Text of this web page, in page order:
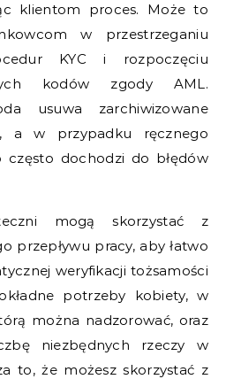
klientom proces. Może to
w przestrzeganiu
KYC i rozpoczęciu
kodów zgody AML.
usuwa zarchiwizowane
a w przypadku ręcznego
często dochodzi do błędów
mogą skorzystać z
przepływu pracy, aby łatwo
weryfikacji tożsamości
potrzeby kobiety, w
można nadzorować, oraz
niezbędnych rzeczy w
to, że możesz skorzystać z